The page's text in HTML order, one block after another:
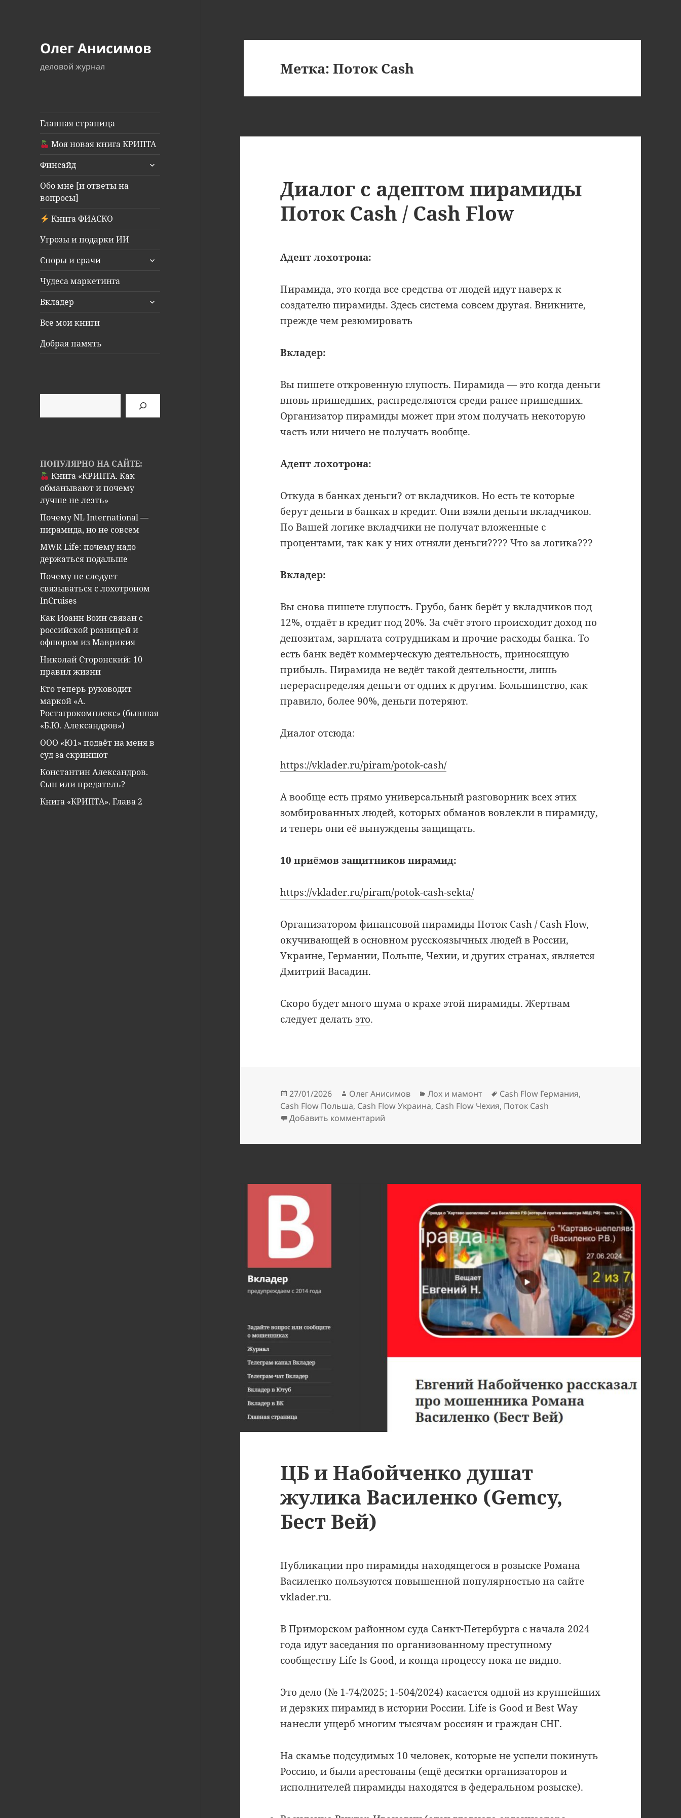
Олег Анисимов
деловой журнал
Главная страница
Моя новая книга КРИПТА
Финсайд
раскрыть
Обо мне [и ответы на
вопросы]
Книга ФИАСКО
Угрозы и подарки ИИ
Споры и срачи
раскрыть
Чудеса маркетинга
Вкладер
раскрыть
Все мои книги
Добрая память
ПОПУЛЯРНО НА САЙТЕ:
Книга «КРИПТА. Как
обманывают и почему
лучше не лезть»
Почему NL International —
пирамида, но не совсем
MWR Life: почему надо
держаться подальше
Почему не следует
связываться с лохотроном
InCruises
Как Иоанн Воин связан с
российской розницей и
офшором из Маврикия
Николай Сторонский: 10
правил жизни
Кто теперь руководит
маркой «А.
Ростагрокомплекс» (бывшая
«Б.Ю. Александров»)
ООО «Ю1» подаёт на меня в
суд за скриншот
Константин Александров.
Сын или предатель?
Книга «КРИПТА». Глава 2
Метка:Поток Cash
Диалог с адептом пирамиды
Поток Cash / Cash Flow
Адепт лохотрона:
Пирамида, это когда все средства от людей идут наверх к
создателю пирамиды. Здесь система совсем другая. Вникните,
прежде чем резюмировать
Вкладер:
Вы пишете откровенную глупость. Пирамида — это когда деньги
вновь пришедших, распределяются среди ранее пришедших.
Организатор пирамиды может при этом получать некоторую
часть или ничего не получать вообще.
Адепт лохотрона:
Откуда в банках деньги? от вкладчиков. Но есть те которые
берут деньги в банках в кредит. Они взяли деньги вкладчиков.
По Вашей логике вкладчики не получат вложенные с
процентами, так как у них отняли деньги???? Что за логика???
Вкладер:
Вы снова пишете глупость. Грубо, банк берёт у вкладчиков под
12%, отдаёт в кредит под 20%. За счёт этого происходит доход по
депозитам, зарплата сотрудникам и прочие расходы банка. То
есть банк ведёт коммерческую деятельность, приносящую
прибыль. Пирамида не ведёт такой деятельности, лишь
перераспределяя деньги от одних к другим. Большинство, как
правило, более 90%, деньги потеряют.
Диалог отсюда:
https://vklader.ru/piram/potok-cash/
А вообще есть прямо универсальный разговорник всех этих
зомбированных людей, которых обманов вовлекли в пирамиду,
и теперь они её вынуждены защищать.
10 приёмов защитников пирамид:
https://vklader.ru/piram/potok-cash-sekta/
Организатором финансовой пирамиды Поток Cash / Cash Flow,
окучивающей в основном русскоязычных людей в России,
Украине, Германии, Польше, Чехии, и других странах, является
Дмитрий Васадин.
Скоро будет много шума о крахе этой пирамиды. Жертвам
следует делатьэто.
Опубликовано
27/01/2026 Автор
Олег Анисимов Рубрики
Лох и мамонт Метки
Cash Flow Германия,
Cash Flow Польша, Cash Flow Украина, Cash Flow Чехия, Поток Cash
Добавить комментарий
ЦБ и Набойченко душат
жулика Василенко (Gemcy,
Бест Вей)
Публикации про пирамиды находящегося в розыске Романа
Василенко пользуются повышенной популярностью на сайте
vklader.ru.
В Приморском районном суда Санкт-Петербурга с начала 2024
года идут заседания по организованному преступному
сообществу Life Is Good, и конца процессу пока не видно.
Это дело (№ 1-74/2025; 1-504/2024) касается одной из крупнейших
и дерзких пирамид в истории России. Life is Good и Best Way
нанесли ущерб многим тысячам россиян и граждан СНГ.
На скамье подсудимых 10 человек, которые не успели покинуть
Россию, и были арестованы (ещё десятки организаторов и
исполнителей пирамиды находятся в федеральном розыске).